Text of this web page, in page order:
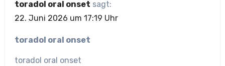
toradol oral onset sagt:
22. Juni 2026 um 17:19 Uhr
toradol oral onset
toradol oral onset